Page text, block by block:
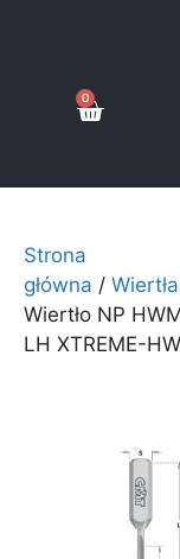
0
Strona
główna / Wiertła
Wiertło NP
LH XTREME-